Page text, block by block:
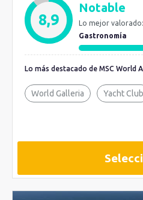
8,9
Notable
Lo mejor valorado:
Gastronomía
Lo más destacado de MSC World
World Galleria Yacht Club